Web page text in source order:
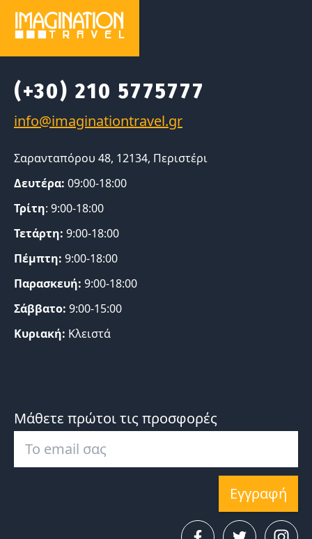
(+30) 210 5775777
Σαρανταπόρου 48, 12134, Περιστέρι
Δευτέρα: 09:00-18:00
Τρίτη: 9:00-18:00
Τετάρτη: 9:00-18:00
Πέμπτη: 9:00-18:00
Παρασκευή: 9:00-18:00
Σάββατο: 9:00-15:00
Κυριακή: Κλειστά
Μάθετε πρώτοι τις προσφορές
Εγγραφή